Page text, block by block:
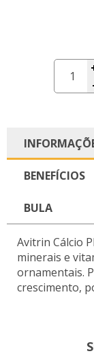
BENEFÍCIOS
BULA
Avitrin Cálcio
minerais e
ornamentais.
crescimento,